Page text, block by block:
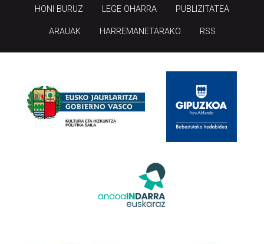
HONI BURUZ LEGE OHARRA PUBLIZITATEA
ARAUAK HARREMANETARAKO RSS